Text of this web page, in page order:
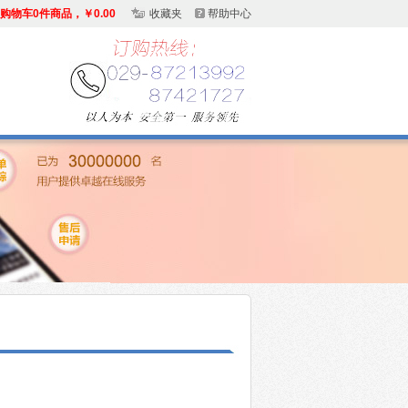
购物车0件商品，￥0.00 收藏夹 帮助中心